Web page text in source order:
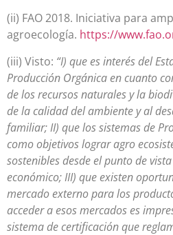
(ii) FAO 2018. Iniciativa para
agroecología. https://
(iii) Visto: “I) que es interés del
Producción Orgánica en cuanto
de los recursos naturales y la
de la calidad del ambiente y al
familiar; II) que los sistemas de
como objetivos lograr agro
sostenibles desde el punto de
económico; III) que existen
mercado externo para los
acceder a esos mercados es
sistema de certificación que